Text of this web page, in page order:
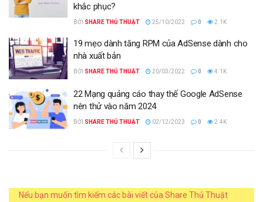
khắc phục?
BỞI SHARE THỦ THUẬT 25/10/2022 0 2.1K
19 mẹo dành tăng RPM của AdSense dành cho
nhà xuất bản
BỞI SHARE THỦ THUẬT 20/03/2022 0 4.1K
22 Mạng quảng cáo thay thế Google AdSense
nên thử vào năm 2024
BỞI SHARE THỦ THUẬT 02/12/2023 0 2.4K
Nếu bạn muốn tìm kiếm các bài viết của Share Thủ Thuật